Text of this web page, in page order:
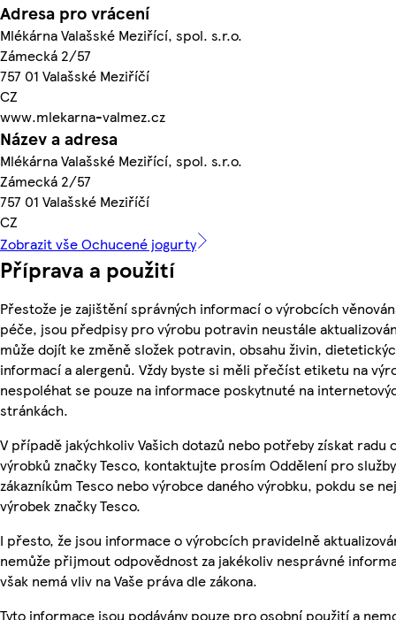
Adresa pro vrácení
Mlékárna Valašské Meziřící, spol. s.r.o.
Zámecká 2/57
757 01 Valašské Meziříčí
CZ
www.mlekarna-valmez.cz
Název a adresa
Mlékárna Valašské Meziřící, spol. s.r.o.
Zámecká 2/57
757 01 Valašské Meziříčí
CZ
Zobrazit vše Ochucené jogurty
Příprava a použití
Přestože je zajištění správných informací o výrobcích
péče, jsou předpisy pro výrobu potravin neustále
může dojít ke změně složek potravin, obsahu živin,
informací a alergenů. Vždy byste si měli přečíst etiketu na
nespoléhat se pouze na informace poskytnuté na
stránkách.
V případě jakýchkoliv Vašich dotazů nebo potřeby získat radu
výrobků značky Tesco, kontaktujte prosím Oddělení pro služby
zákazníkům Tesco nebo výrobce daného výrobku, pokdu se
výrobek značky Tesco.
I přesto, že jsou informace o výrobcích pravidelně
nemůže přijmout odpovědnost za jakékoliv nesprávné
však nemá vliv na Vaše práva dle zákona.
Tyto informace jsou podávány pouze pro osobní použití a